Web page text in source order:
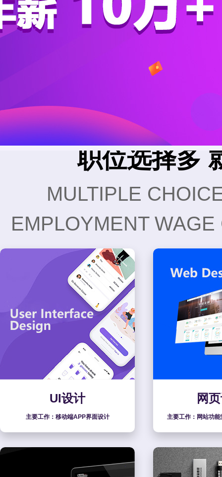
职位选择多
MULTIPLE
EMPLOYMENT
UI设计
主要工作：移动端APP界面设计
网
主要工作：网站功